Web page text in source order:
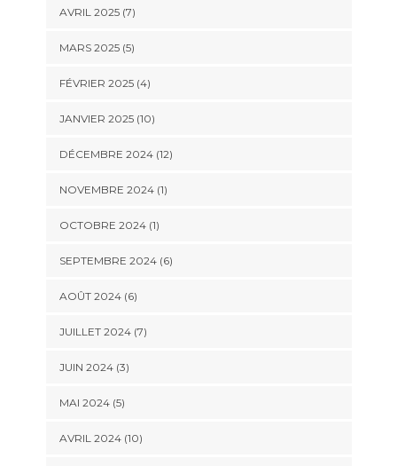
AVRIL 2025 (7)
MARS 2025 (5)
FÉVRIER 2025 (4)
JANVIER 2025 (10)
DÉCEMBRE 2024 (12)
NOVEMBRE 2024 (1)
OCTOBRE 2024 (1)
SEPTEMBRE 2024 (6)
AOÛT 2024 (6)
JUILLET 2024 (7)
JUIN 2024 (3)
MAI 2024 (5)
AVRIL 2024 (10)